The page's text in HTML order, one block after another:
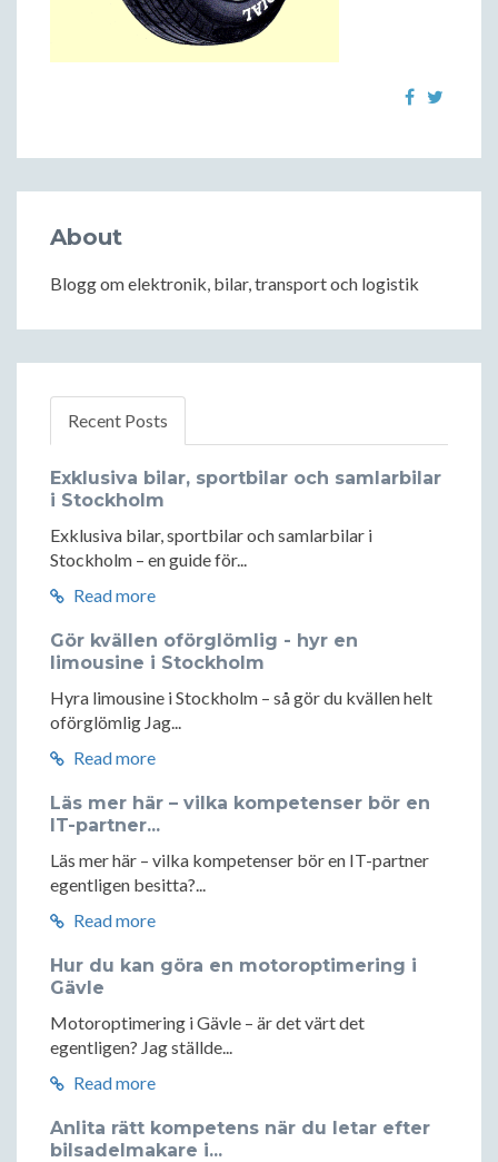
About
Blogg om elektronik, bilar, transport och logistik
Recent Posts
Exklusiva bilar, sportbilar och samlarbilar
i Stockholm
Exklusiva bilar, sportbilar och samlarbilar i
Stockholm – en guide för...
Read more
Gör kvällen oförglömlig - hyr en
limousine i Stockholm
Hyra limousine i Stockholm – så gör du kvällen helt
oförglömlig Jag...
Read more
Läs mer här – vilka kompetenser bör en
IT-partner...
Läs mer här – vilka kompetenser bör en IT-partner
egentligen besitta?...
Read more
Hur du kan göra en motoroptimering i
Gävle
Motoroptimering i Gävle – är det värt det
egentligen? Jag ställde...
Read more
Anlita rätt kompetens när du letar efter
bilsadelmakare i...